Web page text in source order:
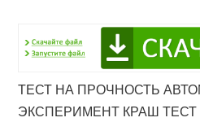
ТЕСТ НА ПРОЧНОСТЬ
ЭКСПЕРИМЕНТ КРАШ ТЕСТ